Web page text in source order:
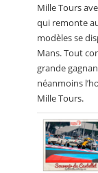
Mille Tours
qui remonte
modèles se
Mans. Tout
grande
néanmoins
Mille Tours.